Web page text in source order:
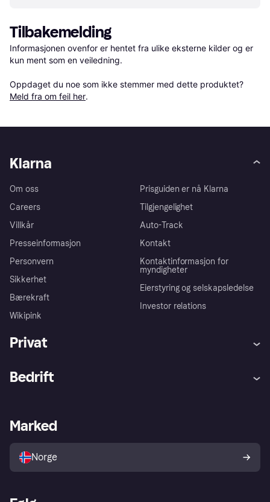
Tilbakemelding
Informasjonen ovenfor er hentet fra ulike eksterne kilder og er
kun ment som en veiledning.
Oppdaget du noe som ikke stemmer med dette produktet?
Meld fra om feil her.
Klarna
Om oss
Careers
Villkår
Presseinformasjon
Personvern
Sikkerhet
Bærekraft
Wikipink
Prisguiden er nå Klarna
Tilgjengelighet
Auto-Track
Kontakt
Kontaktinformasjon for
myndigheter
Eierstyring og selskapsledelse
Investor relations
Privat
Utforsk butikker
Bedrift
Merchant portal
Marked
Norge